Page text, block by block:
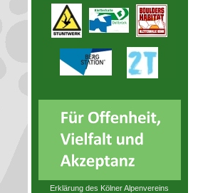
Erklärung des Kölner Alpenvereins